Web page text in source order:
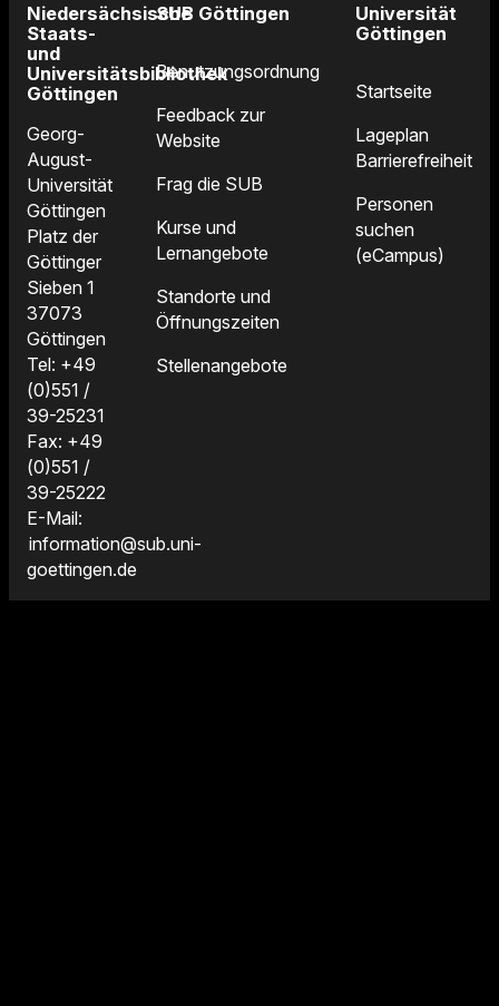
Niedersächsische
Staats-
und
Universitätsbibliothek
Göttingen
Georg-
August-
Universität
Göttingen
Platz der
Göttinger
Sieben 1
37073
Göttingen
Tel: +49
(0)551 /
39-25231
Fax: +49
(0)551 /
39-25222
E-Mail:
information@sub.uni-
goettingen.de
SUB Göttingen
Benutzungsordnung
Feedback zur
Website
Frag die SUB
Kurse und
Lernangebote
Standorte und
Öffnungszeiten
Stellenangebote
Universität
Göttingen
Startseite
Lageplan
Barrierefreiheit
Personen
suchen
(eCampus)